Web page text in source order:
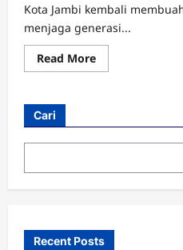
Kota Jambi kembali
menjaga generasi...
Read MoreRead
more
Polresta
Pengedar
Ditangkap
Menunggu
Cari
Recent Posts